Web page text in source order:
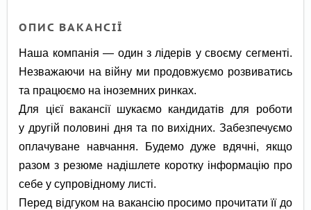
ОПИС ВАКАНСІЇ
Наша компанія — один з лідерів у своєму сегменті.
Незважаючи на війну ми продовжуємо розвиватись
та працюємо на іноземних ринках.
Для цієї вакансії шукаємо кандидатів для роботи
у другій половині дня та по вихідних. Забезпечуємо
оплачуване навчання. Будемо дуже вдячні, якщо
разом з резюме надішлете коротку інформацію про
себе у супровідному листі.
Перед відгуком на вакансію просимо прочитати її до